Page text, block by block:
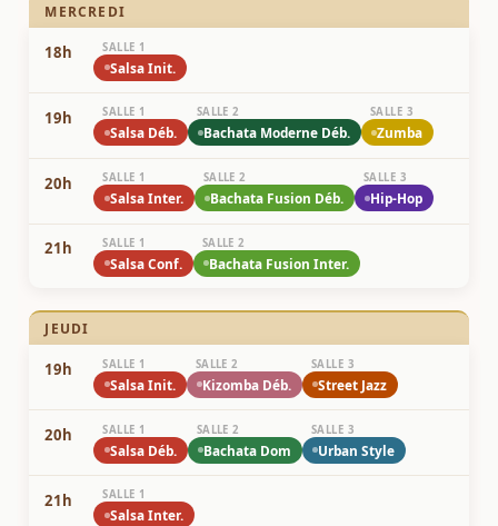
MERCREDI
18h SALLE 1
Salsa Init.
19h SALLE 1
Salsa Déb.
SALLE 2
Bachata Moderne Déb.
SALLE 3
Zumba
20h SALLE 1
Salsa Inter.
SALLE 2
Bachata Fusion Déb.
SALLE 3
Hip-Hop
21h SALLE 1
Salsa Conf.
SALLE 2
Bachata Fusion Inter.
JEUDI
19h SALLE 1
Salsa Init.
SALLE 2
Kizomba Déb.
SALLE 3
Street Jazz
20h SALLE 1
Salsa Déb.
SALLE 2
Bachata Dom
SALLE 3
Urban Style
21h SALLE 1
Salsa Inter.